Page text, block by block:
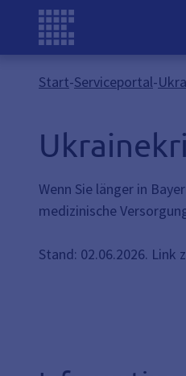
Start-Serviceportal-
Wenn Sie länger in
medizinische
Stand: 02.06.2026. Link